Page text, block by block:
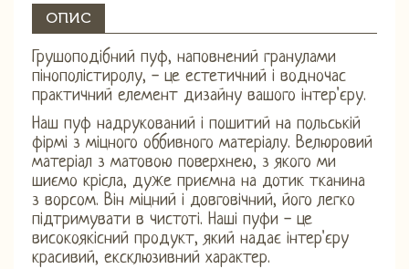
ОПИС
Грушоподібний пуф, наповнений гранулами
пінополістиролу, - це естетичний і водночас
практичний елемент дизайну вашого інтер'єру.
Наш пуф надрукований і пошитий на польській
фірмі з міцного оббивного матеріалу. Велюровий
матеріал з матовою поверхнею, з якого ми
шиємо крісла, дуже приємна на дотик тканина
з ворсом. Він міцний і довговічний, його легко
підтримувати в чистоті. Наші пуфи - це
високоякісний продукт, який надає інтер'єру
красивий, ексклюзивний характер.